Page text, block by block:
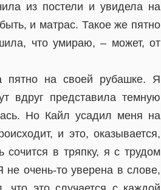
из постели и увидела на
и матрас. Такое же пятно
что умираю, – может, от
пятно на своей рубашке. Я
вдруг представила темную
Но Кайл усадил меня на
и это, оказывается,
в тряпку, я с трудом
не очень-то уверена в слове,